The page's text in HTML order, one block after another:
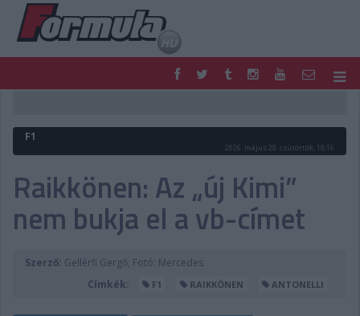
FORMULA
MOTOR
PODCAST
TIPPJÁTÉK
DIGITÁLIS MAGAZIN
PONTÁLLÁSOK
F1
2026. május 28. csütörtök, 18:16
Raikkönen: Az „új Kimi”
nem bukja el a vb-címet
Szerző: Gellérfi Gergő; Fotó: Mercedes
Címkék:
F1 RAIKKÖNEN ANTONELLI